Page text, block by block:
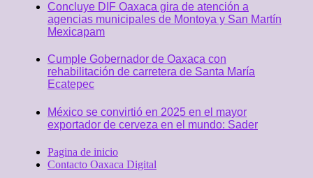
Concluye DIF Oaxaca gira de atención a
agencias municipales de Montoya y San Martín
Mexicapam
Cumple Gobernador de Oaxaca con
rehabilitación de carretera de Santa María
Ecatepec
México se convirtió en 2025 en el mayor
exportador de cerveza en el mundo: Sader
Pagina de inicio
Contacto Oaxaca Digital